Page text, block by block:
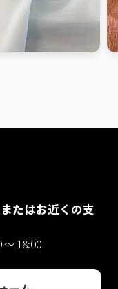
たはお近くの支
18:00